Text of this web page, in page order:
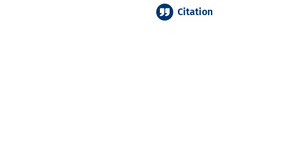
Citation